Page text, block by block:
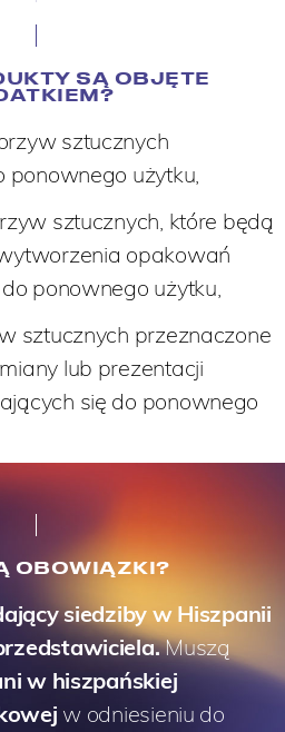
SĄ OBJĘTE
sztucznych
ponownego użytku,
sztucznych, które będą
opakowań
ponownego użytku,
sztucznych przeznaczone
lub prezentacji
się do ponownego
OBOWIĄZKI?
siedziby w Hiszpanii
Muszą
w hiszpańskiej
w odniesieniu do